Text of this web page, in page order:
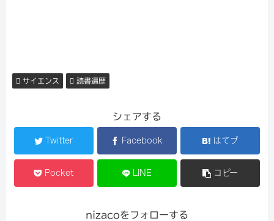
サイエンス 読書遍歴
シェアする
Twitter Facebook はてブ
Pocket LINE コピー
nizacoをフォローする